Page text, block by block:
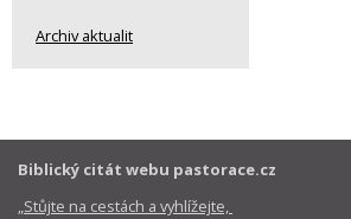
Archiv aktualit
Biblický citát webu pastorace.cz
„Stůjte na cestách a vyhlížejte,